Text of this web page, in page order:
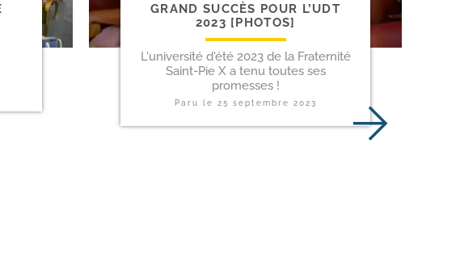
GRAND SUCCÈS POUR L’UDT
2023 [PHOTOS]
L'université d'été 2023 de la Fraternité
Saint-Pie X a tenu toutes ses
promesses !
Paru le 25 septembre 2023